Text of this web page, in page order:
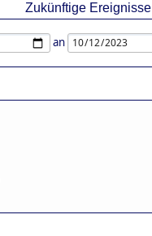
Zukünftige Ereignisse
an